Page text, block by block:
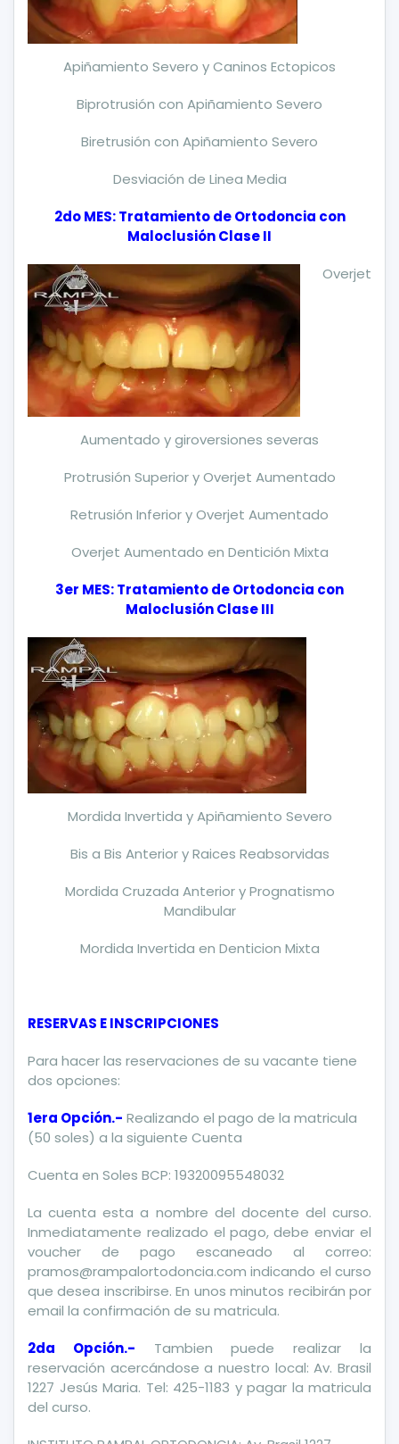
Apiñamiento Severo y Caninos Ectopicos
Biprotrusión con Apiñamiento Severo
Biretrusión con Apiñamiento Severo
Desviación de Linea Media
2do MES: Tratamiento de Ortodoncia con
Maloclusión Clase II
Overjet
Aumentado y giroversiones severas
Protrusión Superior y Overjet Aumentado
Retrusión Inferior y Overjet Aumentado
Overjet Aumentado en Dentición Mixta
3er MES: Tratamiento de Ortodoncia con
Maloclusión Clase III
Mordida Invertida y Apiñamiento Severo
Bis a Bis Anterior y Raices Reabsorvidas
Mordida Cruzada Anterior y Prognatismo
Mandibular
Mordida Invertida en Denticion Mixta
RESERVAS E INSCRIPCIONES
Para hacer las reservaciones de su vacante tiene
dos opciones:
1era Opción.- Realizando el pago de la matricula
(50 soles) a la siguiente Cuenta
Cuenta en Soles BCP: 19320095548032
La cuenta esta a nombre del docente del curso.
Inmediatamente realizado el pago, debe enviar el
voucher de pago escaneado al correo:
pramos@rampalortodoncia.com indicando el curso
que desea inscribirse. En unos minutos recibirán por
email la confirmación de su matricula.
2da Opción.- Tambien puede realizar la
reservación acercándose a nuestro local: Av. Brasil
1227 Jesús Maria. Tel: 425-1183 y pagar la matricula
del curso.